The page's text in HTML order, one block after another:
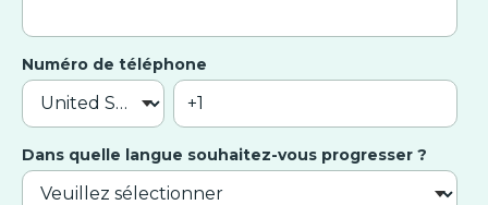
Numéro de téléphone
Dans quelle langue souhaitez-vous progresser ?